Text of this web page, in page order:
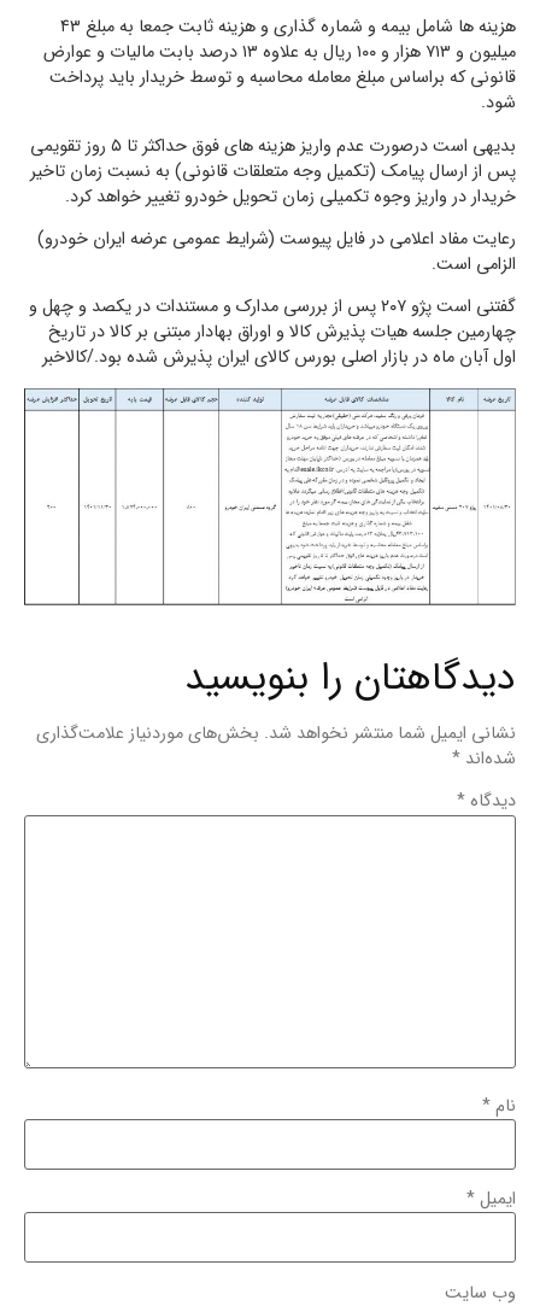
هزینه ها شامل بیمه و شماره گذاری و هزینه ثابت جمعا به مبلغ ۴۳
میلیون و ۷۱۳ هزار و ۱۰۰ ریال به علاوه ۱۳ درصد بابت مالیات و عوارض
قانونی که براساس مبلغ معامله محاسبه و توسط خریدار باید پرداخت
شود.
بدیهی است درصورت عدم واریز هزینه های فوق حداکثر تا ۵ روز تقویمی
پس از ارسال پیامک (تکمیل وجه متعلقات قانونی) به نسبت زمان تاخیر
خریدار در واریز وجوه تکمیلی زمان تحویل خودرو تغییر خواهد کرد.
رعایت مفاد اعلامی در فایل پیوست (شرایط عمومی عرضه ایران خودرو)
الزامی است.
گفتنی است پژو ۲۰۷ پس از بررسی مدارک و مستندات در یکصد و چهل و
چهارمین جلسه هیات پذیرش کالا و اوراق بهادار مبتنی بر کالا در تاریخ
اول آبان ماه در بازار اصلی بورس کالای ایران پذیرش شده بود./کالاخبر
دیدگاهتان را بنویسید
نشانی ایمیل شما منتشر نخواهد شد. بخش‌های موردنیاز علامت‌گذاری
شده‌اند *
دیدگاه *
نام*
ایمیل*
وب‌ سایت